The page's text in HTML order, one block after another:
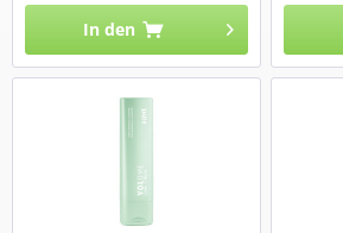
In den